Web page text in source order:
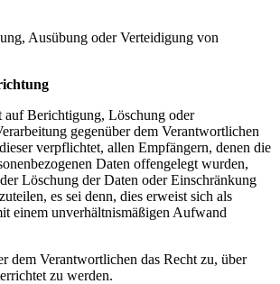
Ausübung oder Verteidigung von
auf Berichtigung, Löschung oder
gegenüber dem Verantwortlichen
verpflichtet, allen Empfängern, denen die
Daten offengelegt wurden,
Löschung der Daten oder Einschränkung
es sei denn, dies erweist sich als
einem unverhältnismäßigen Aufwand
dem Verantwortlichen das Recht zu, über
zu werden.